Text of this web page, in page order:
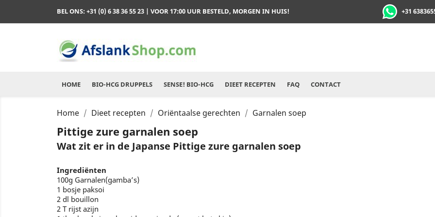
BEL ONS: +31 (0) 6 38 36 55 23 | VOOR 17:00 UUR BESTELD, MORGEN IN HUIS! +31
HOME BIO-HCG DRUPPELS SENSE! BIO-HCG DIEET RECEPTEN FAQ CONTACT
Home Dieet recepten Oriëntaalse gerechten Garnalen soep
Pittige zure garnalen soep
Wat zit er in de Japanse Pittige zure garnalen soep
Ingrediënten
100g Garnalen(gamba’s)
1 bosje paksoi
2 dl bouillon
2 T rijst azijn